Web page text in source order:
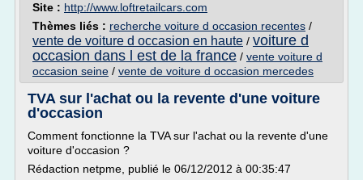
Site : http://www.loftretailcars.com
Thèmes liés : recherche voiture d occasion recentes /
vente de voiture d occasion en haute / voiture d
occasion dans l est de la france / vente voiture d
occasion seine / vente de voiture d occasion mercedes
TVA sur l'achat ou la revente d'une voiture
d'occasion
Comment fonctionne la TVA sur l'achat ou la revente d'une
voiture d'occasion ?
Rédaction netpme, publié le 06/12/2012 à 00:35:47